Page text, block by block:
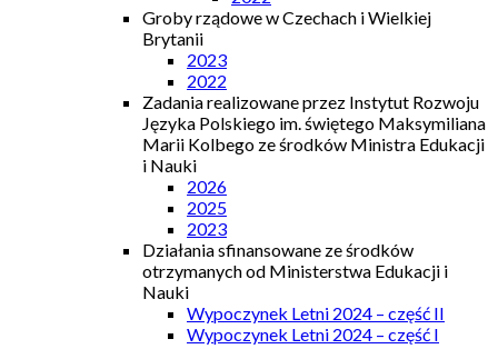
Groby rządowe w Czechach i Wielkiej
Brytanii
2023
2022
Zadania realizowane przez Instytut Rozwoju
Języka Polskiego im. świętego Maksymiliana
Marii Kolbego ze środków Ministra Edukacji
i Nauki
2026
2025
2023
Działania sfinansowane ze środków
otrzymanych od Ministerstwa Edukacji i
Nauki
Wypoczynek Letni 2024 – część II
Wypoczynek Letni 2024 – część I